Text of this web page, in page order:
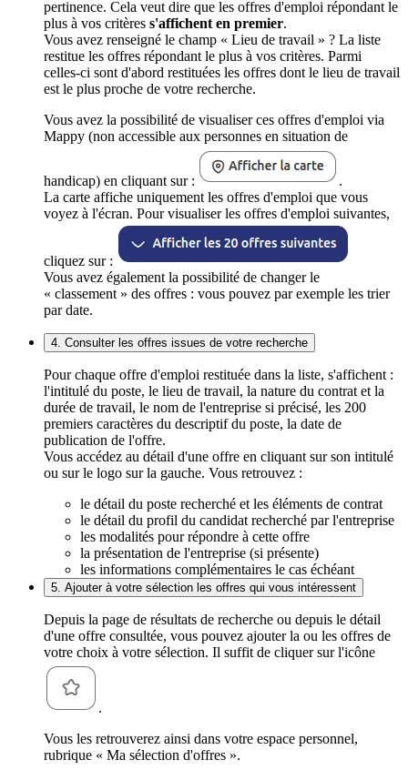
pertinence. Cela veut dire que les offres d'emploi répondant le
plus à vos critères s'affichent en premier.
Vous avez renseigné le champ « Lieu de travail » ? La liste
restitue les offres répondant le plus à vos critères. Parmi
celles-ci sont d'abord restituées les offres dont le lieu de travail
est le plus proche de votre recherche.
Vous avez la possibilité de visualiser ces offres d'emploi via
Mappy (non accessible aux personnes en situation de
handicap) en cliquant sur :
.
La carte affiche uniquement les offres d'emploi que vous
voyez à l'écran. Pour visualiser les offres d'emploi suivantes,
cliquez sur :
Vous avez également la possibilité de changer le
« classement » des offres : vous pouvez par exemple les trier
par date.
4. Consulter les offres issues de votre recherche
Pour chaque offre d'emploi restituée dans la liste, s'affichent :
l'intitulé du poste, le lieu de travail, la nature du contrat et la
durée de travail, le nom de l'entreprise si précisé, les 200
premiers caractères du descriptif du poste, la date de
publication de l'offre.
Vous accédez au détail d'une offre en cliquant sur son intitulé
ou sur le logo sur la gauche. Vous retrouvez :
le détail du poste recherché et les éléments de contrat
le détail du profil du candidat recherché par l'entreprise
les modalités pour répondre à cette offre
la présentation de l'entreprise (si présente)
les informations complémentaires le cas échéant
5. Ajouter à votre sélection les offres qui vous intéressent
Depuis la page de résultats de recherche ou depuis le détail
d'une offre consultée, vous pouvez ajouter la ou les offres de
votre choix à votre sélection. Il suffit de cliquer sur l'icône
.
Vous les retrouverez ainsi dans votre espace personnel,
rubrique « Ma sélection d'offres ».